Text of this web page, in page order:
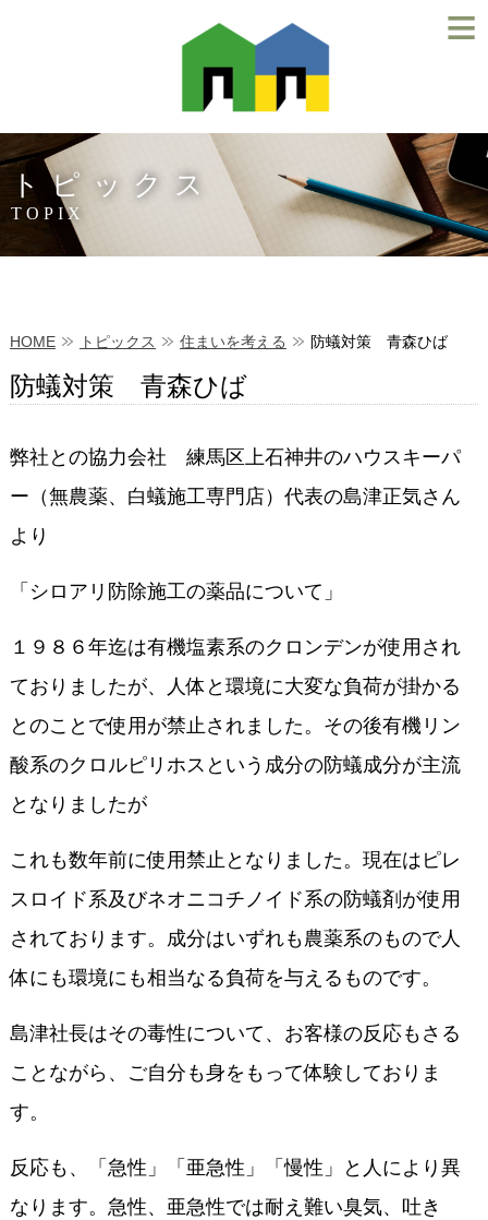
トピックス
TOPIX
HOME トピックス 住まいを考える 防蟻対策 青森ひば
防蟻対策 青森ひば
弊社との協力会社 練馬区上石神井のハウスキーパ
ー（無農薬、白蟻施工専門店）代表の島津正気さん
より
「シロアリ防除施工の薬品について」
１９８６年迄は有機塩素系のクロンデンが使用され
ておりましたが、人体と環境に大変な負荷が掛かる
とのことで使用が禁止されました。その後有機リン
酸系のクロルピリホスという成分の防蟻成分が主流
となりましたが
これも数年前に使用禁止となりました。現在はピレ
スロイド系及びネオニコチノイド系の防蟻剤が使用
されております。成分はいずれも農薬系のもので人
体にも環境にも相当なる負荷を与えるものです。
島津社長はその毒性について、お客様の反応もさる
ことながら、ご自分も身をもって体験しておりま
す。
反応も、「急性」「亜急性」「慢性」と人により異
なります。急性、亜急性では耐え難い臭気、吐き
≡